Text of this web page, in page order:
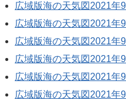
広域版海の天気図2021年
広域版海の天気図2021年
広域版海の天気図2021年
広域版海の天気図2021年
広域版海の天気図2021年
広域版海の天気図2021年